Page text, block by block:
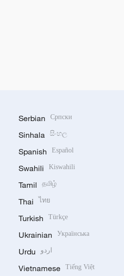
Serbian Српски
Sinhala සිංහල
Spanish Español
Swahili Kiswahili
Tamil தமிழ்
Thai ไทย
Turkish Türkçe
Ukrainian Українська
Urdu اردو
Vietnamese Tiếng Việt